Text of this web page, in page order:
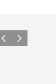
ZurückWeiter